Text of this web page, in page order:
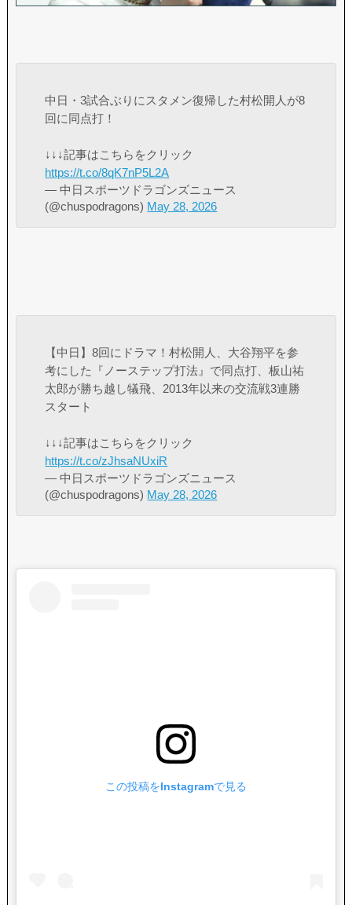
中日・3試合ぶりにスタメン復帰した村松開人が8
回に同点打！
↓↓↓記事はこちらをクリック
https://t.co/8qK7nP5L2A
— 中日スポーツドラゴンズニュース
(@chuspodragons) May 28, 2026
【中日】8回にドラマ！村松開人、大谷翔平を参
考にした『ノーステップ打法』で同点打、板山祐
太郎が勝ち越し犠飛、2013年以来の交流戦3連勝
スタート
↓↓↓記事はこちらをクリック
https://t.co/zJhsaNUxiR
— 中日スポーツドラゴンズニュース
(@chuspodragons) May 28, 2026
この投稿をInstagramで見る